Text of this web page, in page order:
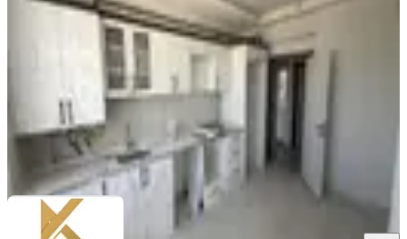
3+1·120 m²·1. Kat·05.08.2026
22.000 ₺
KOZ YATIRIMMurat Can korkmaz